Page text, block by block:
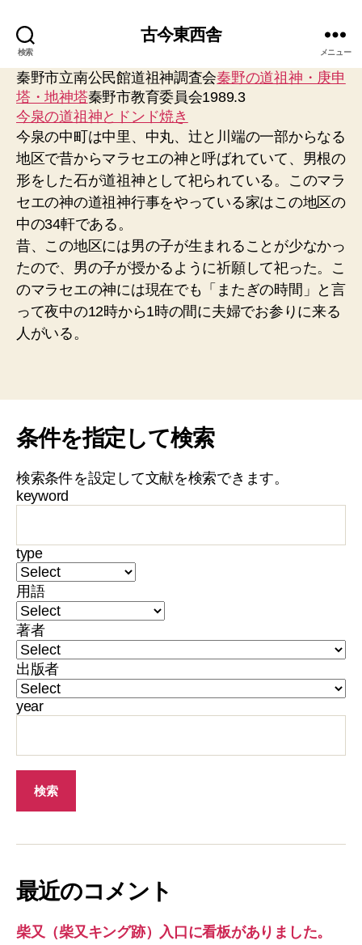
検索
古今東西舎
メニュー
秦野市立南公民館道祖神調査会秦野の道祖神・庚申
塔・地神塔秦野市教育委員会1989.3
今泉の道祖神とドンド焼き
今泉の中町は中里、中丸、辻と川端の一部からなる
地区で昔からマラセエの神と呼ばれていて、男根の
形をした石が道祖神として祀られている。このマラ
セエの神の道祖神行事をやっている家はこの地区の
中の34軒である。
昔、この地区には男の子が生まれることが少なかっ
たので、男の子が授かるように祈願して祀った。こ
のマラセエの神には現在でも「またぎの時間」と言
って夜中の12時から1時の間に夫婦でお参りに来る
人がいる。
条件を指定して検索
検索条件を設定して文献を検索できます。
keyword
type
用語
著者
出版者
year
最近のコメント
柴又（柴又キング跡）入口に看板がありました。